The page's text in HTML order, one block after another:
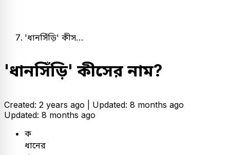
'ধানসিঁড়ি' কীস…
'ধানসিঁড়ি' কীসের নাম?
Created: 2 years ago | Updated: 8 months ago
Updated: 8 months ago
ক
ধানের